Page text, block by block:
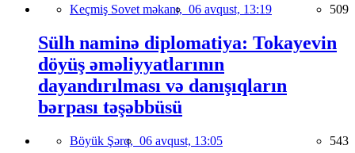
Keçmiş Sovet məkanı, 06 avqust, 13:19 509
Sülh naminə diplomatiya: Tokayevin
döyüş əməliyyatlarının
dayandırılması və danışıqların
bərpası təşəbbüsü
Böyük Şərq, 06 avqust, 13:05 543